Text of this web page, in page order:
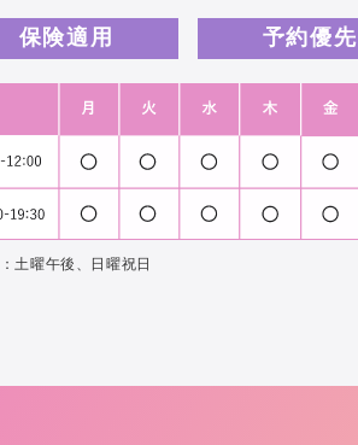
保険適用 予約優先
土曜午後、日曜祝日